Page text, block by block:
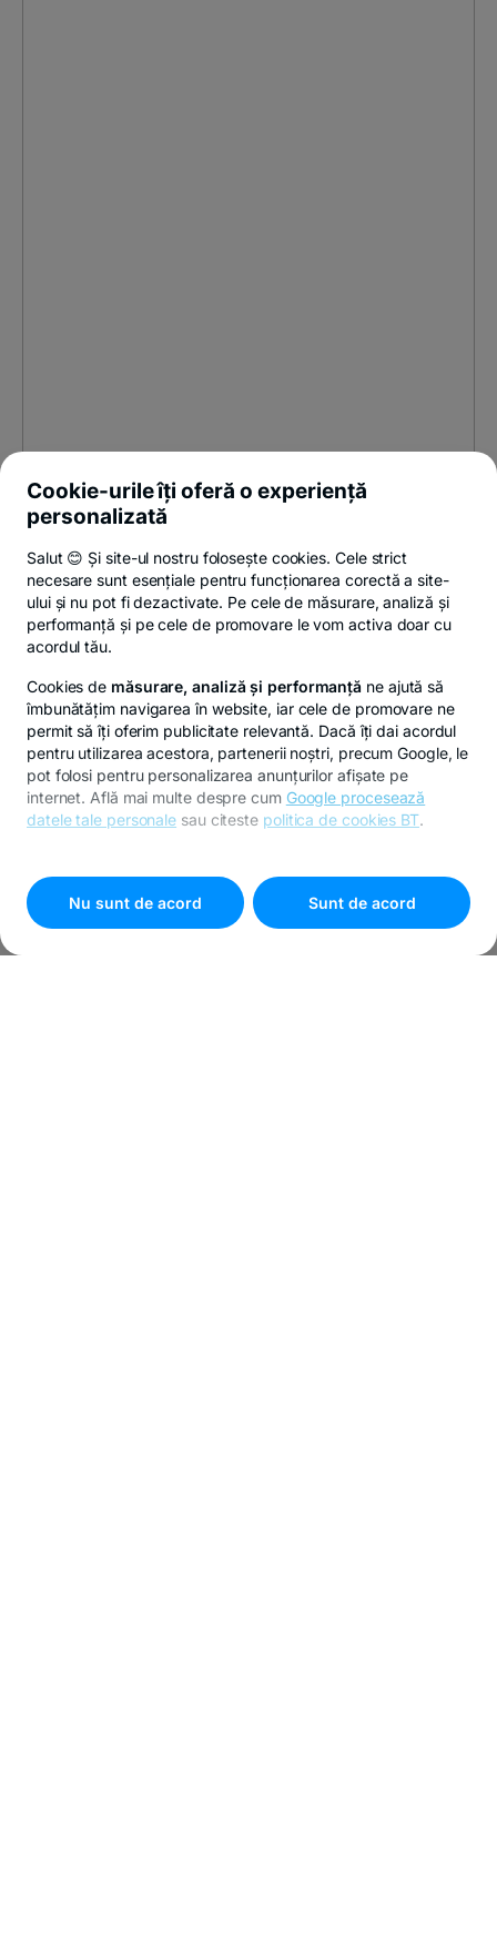
Cookie-urile îți oferă o experiență
personalizată
Salut 😊 Și site-ul nostru folosește cookies. Cele strict
necesare sunt esențiale pentru funcționarea corectă a site-
ului și nu pot fi dezactivate. Pe cele de măsurare, analiză și
performanță și pe cele de promovare le vom activa doar cu
acordul tău.
Cookies de măsurare, analiză și performanță ne ajută să
îmbunătățim navigarea în website, iar cele de promovare ne
permit să îți oferim publicitate relevantă. Dacă îți dai acordul
pentru utilizarea acestora, partenerii noștri, precum Google, le
pot folosi pentru personalizarea anunțurilor afișate pe
internet. Află mai multe despre cum Google procesează
datele tale personale sau citeste politica de cookies BT.
cookies"
Nu sunt de acord
Sunt de acord